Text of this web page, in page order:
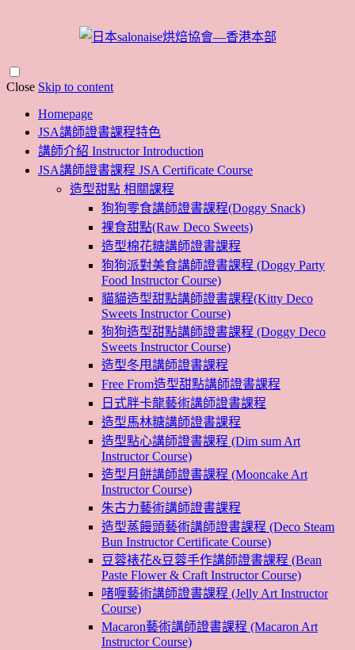
Close Skip to content
Homepage
JSA講師證書課程特色
講師介紹 Instructor Introduction
JSA講師證書課程 JSA Certificate Course
造型甜點 相關課程
狗狗零食講師證書課程(Doggy Snack)
裸食甜點(Raw Deco Sweets)
造型棉花糖講師證書課程
狗狗派對美食講師證書課程 (Doggy Party
Food Instructor Course)
貓貓造型甜點講師證書課程(Kitty Deco
Sweets Instructor Course)
狗狗造型甜點講師證書課程 (Doggy Deco
Sweets Instructor Course)
造型冬甩講師證書課程
Free From造型甜點講師證書課程
日式胖卡龍藝術講師證書課程
造型馬林糖講師證書課程
造型點心講師證書課程 (Dim sum Art
Instructor Course)
造型月餅講師證書課程 (Mooncake Art
Instructor Course)
朱古力藝術講師證書課程
造型蒸饅頭藝術講師證書課程 (Deco Steam
Bun Instructor Certificate Course)
豆蓉裱花&豆蓉手作講師證書課程 (Bean
Paste Flower & Craft Instructor Course)
啫喱藝術講師證書課程 (Jelly Art Instructor
Course)
Macaron藝術講師證書課程 (Macaron Art
Instructor Course)